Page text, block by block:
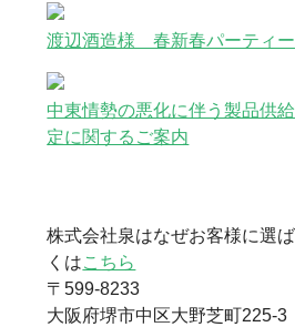
渡辺酒造様 春新春パーティー
中東情勢の悪化に伴う製品供
定に関するご案内
株式会社泉はなぜお客様に選
くはこちら
〒599-8233
大阪府堺市中区大野芝町225-3